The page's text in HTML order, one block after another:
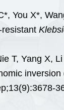
You X*,
T, Yang X,